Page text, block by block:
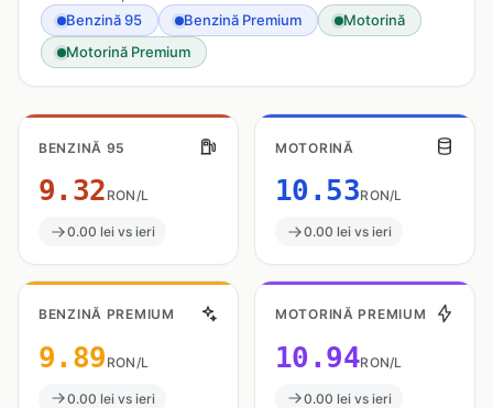
Benzină 95 Benzină Premium
Motorină
Motorină Premium
BENZINĂ 95
9.32 RON/L
0.00 lei vs ieri
MOTORINĂ
10.53RON/L
0.00 lei vs ieri
BENZINĂ PREMIUM
9.89 RON/L
0.00 lei vs ieri
MOTORINĂ PREMIUM
10.94RON/L
0.00 lei vs ieri